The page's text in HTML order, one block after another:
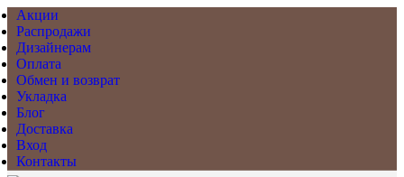
Акции
Распродажи
Дизайнерам
Оплата
Обмен и возврат
Укладка
Блог
Доставка
Вход
Контакты